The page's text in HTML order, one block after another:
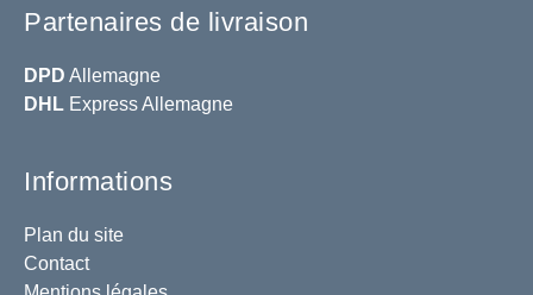
Partenaires de livraison
DPD Allemagne
DHL Express Allemagne
Informations
Plan du site
Contact